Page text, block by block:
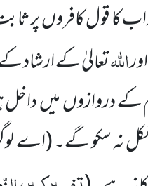
کا قول کافروں پر
اللہتعالیٰ کے ارشاد
دروازوں میں داخل
نہ سکو گے۔ (اے